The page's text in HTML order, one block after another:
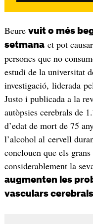
Beure vuit o més
setmanaet pot
persones que no
estudi de la universitat
investigació, liderada
Justo i publicada a la
autòpsies cerebrals de
d’edat de mort de 75
l’alcohol al cervell
conclouen que els
considerablement la
augmenten les
vasculars cerebrals